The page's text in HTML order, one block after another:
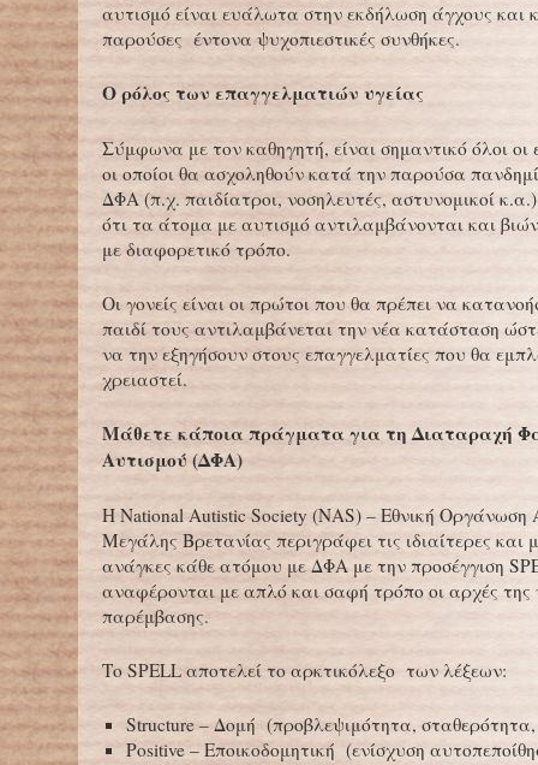
αυτισμό είναι ευάλωτα στην εκδήλωση άγχους και
παρούσες έντονα ψυχοπιεστικές συνθήκες.
Ο ρόλος των επαγγελματιών υγείας
Σύμφωνα με τον καθηγητή, είναι σημαντικό όλοι οι
οι οποίοι θα ασχοληθούν κατά την παρούσα
ΔΦΑ (π.χ. παιδίατροι, νοσηλευτές, αστυνομικοί
ότι τα άτομα με αυτισμό αντιλαμβάνονται και
με διαφορετικό τρόπο.
Οι γονείς είναι οι πρώτοι που θα πρέπει να
παιδί τους αντιλαμβάνεται την νέα κατάσταση
να την εξηγήσουν στους επαγγελματίες που θα
χρειαστεί.
Μάθετε κάποια πράγματα για τη Διαταραχή
Αυτισμού (ΔΦΑ)
Η National Autistic Society (NAS) – Εθνική Οργάνωση
Μεγάλης Βρετανίας περιγράφει τις ιδιαίτερες και
ανάγκες κάθε ατόμου με ΔΦΑ με την προσέγγιση
αναφέρονται με απλό και σαφή τρόπο οι αρχές της
παρέμβασης.
Το SPELL αποτελεί το αρκτικόλεξο των λέξεων:
Structure – Δομή (προβλεψιμότητα,
Positive – Εποικοδομητική (ενίσχυση